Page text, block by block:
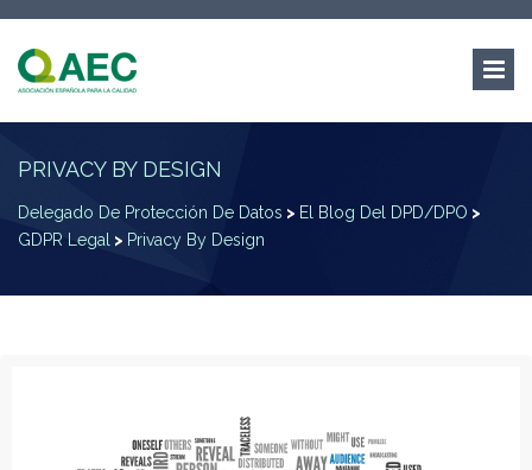
PRIVACY BY DESIGN
Delegado De Protección De Datos > El Blog Del DPD/DPO >
GDPR Legal > Privacy By Design